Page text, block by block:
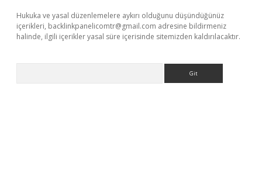
Hukuka ve yasal düzenlemelere aykırı olduğunu düşündüğünüz
içerikleri, backlinkpanelicomtr@gmail.com adresine bildirmeniz
halinde, ilgili içerikler yasal süre içerisinde sitemizden kaldırılacaktır.